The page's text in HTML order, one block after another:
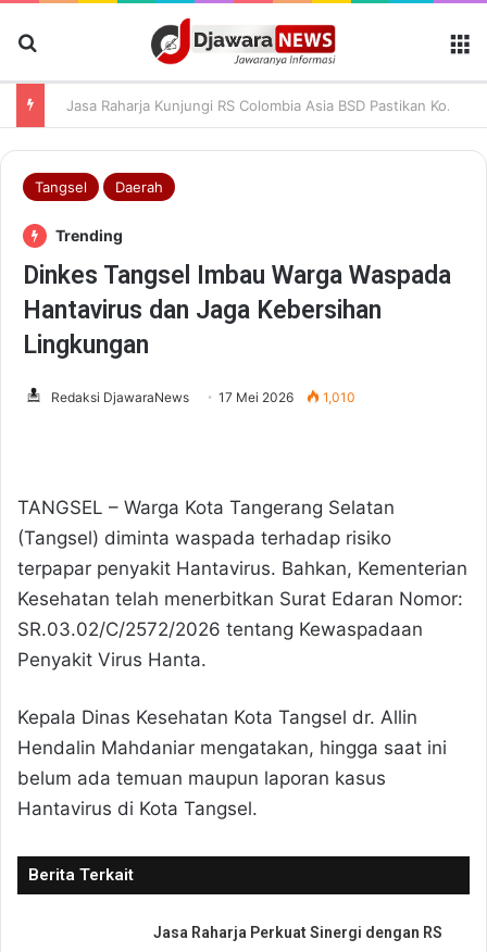
Jasa Raharja Kunjungi RS Colombia Asia BSD Pastikan Korban Kecelakaan Dapat Pelayanan Terbaik
Tangsel Daerah
Trending
Dinkes Tangsel Imbau Warga Waspada
Hantavirus dan Jaga Kebersihan
Lingkungan
Redaksi DjawaraNews 17 Mei 2026 1,010
TANGSEL – Warga Kota Tangerang Selatan
(Tangsel) diminta waspada terhadap risiko
terpapar penyakit Hantavirus. Bahkan, Kementerian
Kesehatan telah menerbitkan Surat Edaran Nomor:
SR.03.02/C/2572/2026 tentang Kewaspadaan
Penyakit Virus Hanta.
Kepala Dinas Kesehatan Kota Tangsel dr. Allin
Hendalin Mahdaniar mengatakan, hingga saat ini
belum ada temuan maupun laporan kasus
Hantavirus di Kota Tangsel.
Berita Terkait
Jasa Raharja Perkuat Sinergi dengan RS